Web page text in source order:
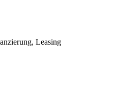
Leasing